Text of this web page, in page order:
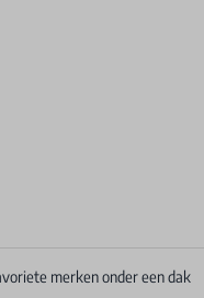
merken onder een dak